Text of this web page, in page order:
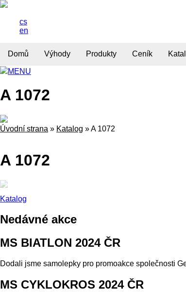
cs
en
Domů Výhody Produkty Ceník
MENU
A 1072
Úvodní strana » Katalog »A 1072
A 1072
Katalog
Nedávné akce
MS BIATLON 2024 ČR
Dodali jsme samolepky pro promoakce společnosti
MS CYKLOKROS 2024 ČR